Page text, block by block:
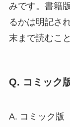
みです。書籍
るかは明記さ
末まで読むこ
Q. コミック
A. コミック版